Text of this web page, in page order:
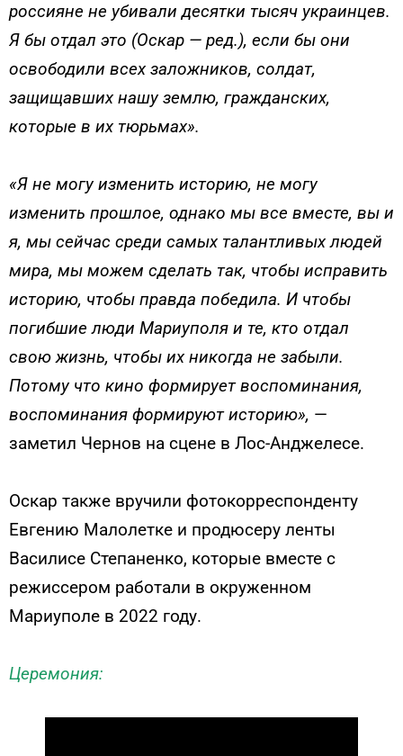
россияне не убивали десятки тысяч украинцев.
Я бы отдал это (Оскар — ред.), если бы они
освободили всех заложников, солдат,
защищавших нашу землю, гражданских,
которые в их тюрьмах».
«Я не могу изменить историю, не могу
изменить прошлое, однако мы все вместе, вы и
я, мы сейчас среди самых талантливых людей
мира, мы можем сделать так, чтобы исправить
историю, чтобы правда победила. И чтобы
погибшие люди Мариуполя и те, кто отдал
свою жизнь, чтобы их никогда не забыли.
Потому что кино формирует воспоминания,
воспоминания формируют историю», —
заметил Чернов на сцене в Лос-Анджелесе.
Оскар также вручили фотокорреспонденту
Евгению Малолетке и продюсеру ленты
Василисе Степаненко, которые вместе с
режиссером работали в окруженном
Мариуполе в 2022 году.
Церемония: